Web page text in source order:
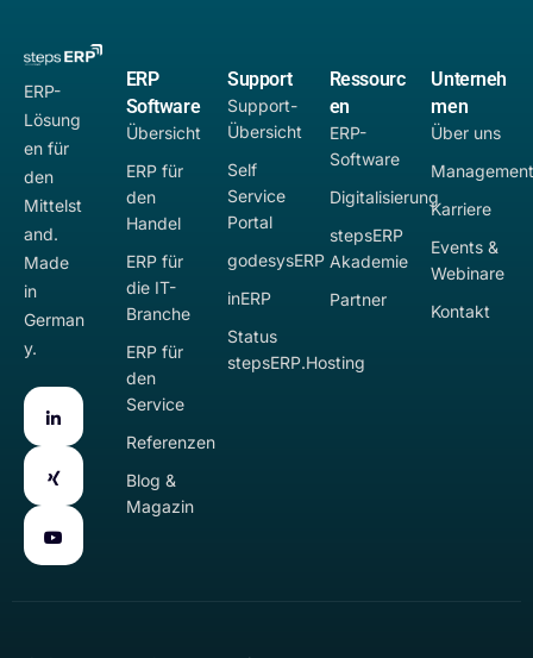
ERP-
Lösung
en für
den
Mittelst
and.
Made
in
German
y.
ERP
Software
Übersicht
ERP für
den
Handel
ERP für
die IT-
Branche
ERP für
den
Service
Referenzen
Blog &
Magazin
Support
Support-
Übersicht
Self
Service
Portal
godesysERP
inERP
Status
stepsERP.Hosting
Ressourc
en
ERP-
Software
Digitalisierung
stepsERP
Akademie
Partner
Unterneh
men
Über uns
Karriere
Events &
Webinare
Kontakt